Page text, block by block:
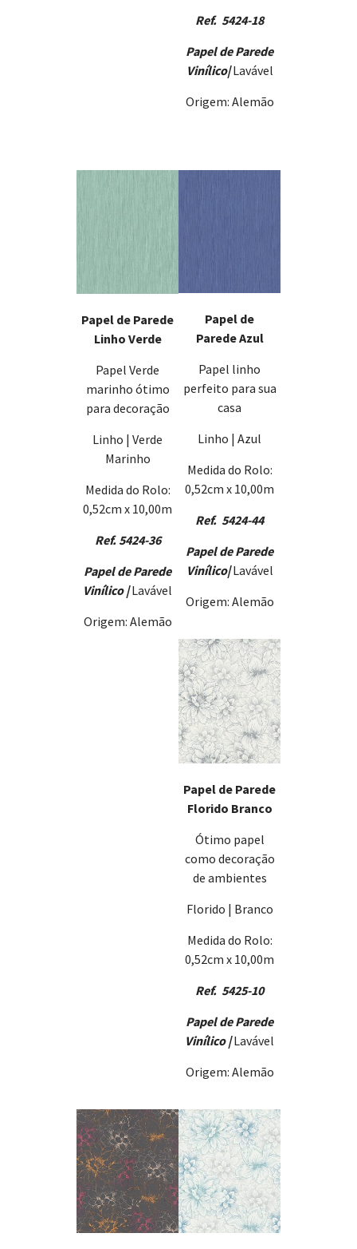
Ref. 5424-18
Papel de Parede
Vinílico|Lavável
Origem: Alemão
Papel de Parede
Linho Verde
Papel Verde
marinho ótimo
para decoração
Linho | Verde
Marinho
Medida do Rolo:
0,52cm x 10,00m
Ref. 5424-36
Papel de Parede
Vinílico |Lavável
Origem: Alemão
Papel de
Parede Azul
Papel linho
perfeito para sua
casa
Linho | Azul
Medida do Rolo:
0,52cm x 10,00m
Ref. 5424-44
Papel de Parede
Vinílico|Lavável
Origem: Alemão
Papel de Parede
Florido Branco
Ótimo papel
como decoração
de ambientes
Florido | Branco
Medida do Rolo:
0,52cm x 10,00m
Ref. 5425-10
Papel de Parede
Vinílico |Lavável
Origem: Alemão